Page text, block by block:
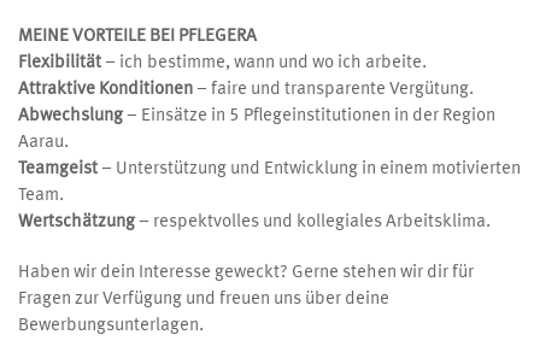
MEINE VORTEILE BEI PFLEGERA
Flexibilität – ich bestimme, wann und wo ich arbeite.
Attraktive Konditionen – faire und transparente Vergütung.
Abwechslung– Einsätze in 5 Pflegeinstitutionen in der Region
Aarau.
Teamgeist – Unterstützung und Entwicklung in einem motivierten
Team.
Wertschätzung– respektvolles und kollegiales Arbeitsklima.
Haben wir dein Interesse geweckt? Gerne stehen wir dir für
Fragen zur Verfügung und freuen uns über deine
Bewerbungsunterlagen.